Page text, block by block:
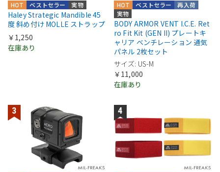
実物
ベストセラー
HOT
Haley Strategic Mandible 45
度 斜め付け MOLLE ストラップ
￥1,250
在庫あり
実物
再入荷
ベストセラー
HOT
BODY ARMOR VENT I.C.E. Ret
ro Fit Kit (GEN II) プレートキ
ャリア ベンチレーション 通気
パネル 2枚セット
サイズ: US-M
￥11,000
在庫あり